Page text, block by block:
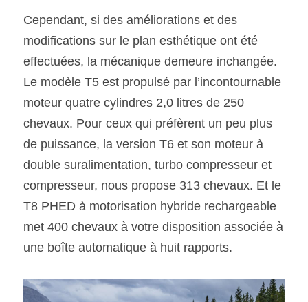
Cependant, si des améliorations et des
modifications sur le plan esthétique ont été
effectuées, la mécanique demeure inchangée.
Le modèle T5 est propulsé par l’incontournable
moteur quatre cylindres 2,0 litres de 250
chevaux. Pour ceux qui préfèrent un peu plus
de puissance, la version T6 et son moteur à
double suralimentation, turbo compresseur et
compresseur, nous propose 313 chevaux. Et le
T8 PHED à motorisation hybride rechargeable
met 400 chevaux à votre disposition associée à
une boîte automatique à huit rapports.